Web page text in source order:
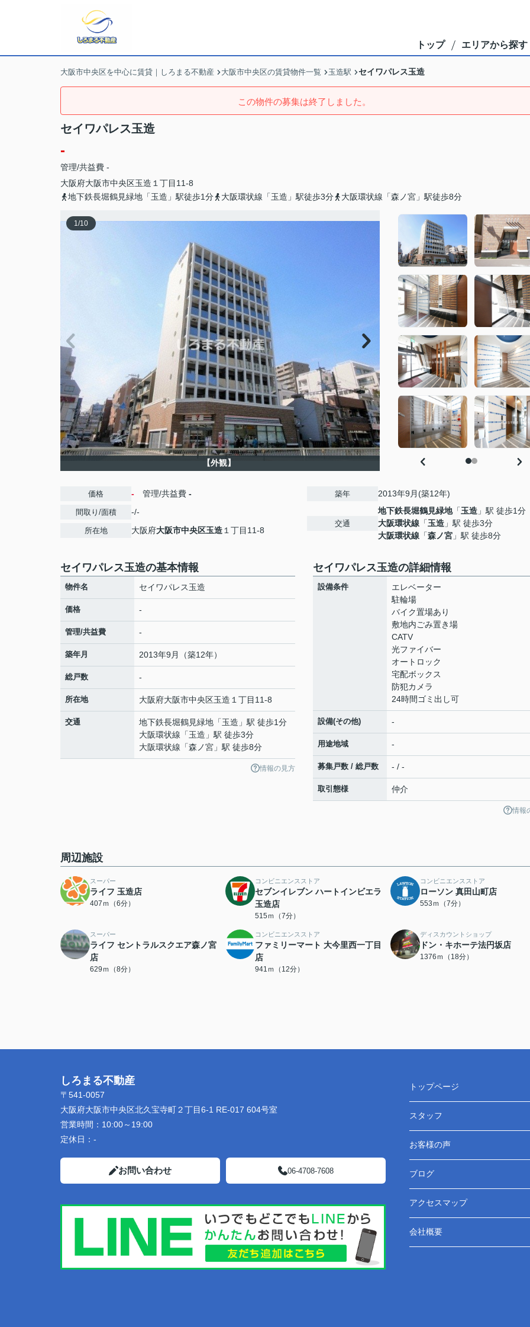
トップ エリアから探す
大阪市中央区を中心に賃貸｜しろまる不動産 大阪市中央区の賃貸物件一覧 玉造駅 セイワパレス玉造
この物件の募集は終了しました。
セイワパレス玉造
-
管理/共益費 -
大阪府大阪市中央区玉造 １丁目11-8
地下鉄長堀鶴見緑地「玉造」駅徒歩1分
大阪環状線「玉造」駅徒歩3分 大阪環状線「森ノ宮」駅徒歩8分
1/10
【外観】
価格 - 管理/共益費 -
間取り/面積 -/-
所在地 大阪府大阪市中央区玉造 １丁目11-8
築年 2013年9月(築12年)
交通
地下鉄長堀鶴見緑地「玉造 」駅 徒歩1分
大阪環状線 「玉造 」駅 徒歩3分
大阪環状線 「森ノ宮 」駅 徒歩8分
セイワパレス玉造の基本情報
物件名 セイワパレス玉造
価格 -
管理/共益費 -
築年月 2013年9月（築12年）
総戸数 -
所在地 大阪府大阪市中央区玉造 １丁目11-8
交通 地下鉄長堀鶴見緑地 「玉造 」駅 徒歩1分
大阪環状線 「玉造 」駅 徒歩3分
大阪環状線 「森ノ宮 」駅 徒歩8分
情報の見方
セイワパレス玉造の詳細情報
設備条件
エレベーター
駐輪場
バイク置場あり
敷地内ごみ置き場
CATV
光ファイバー
オートロック
宅配ボックス
防犯カメラ
24時間ゴミ出し可
設備(その他) -
用途地域 -
募集戸数 / 総戸数 - / -
取引態様 仲介
情報
周辺施設
スーパー
ライフ 玉造店
407ｍ（6分）
コンビニエンスストア
セブンイレブン ハートインビエラ
玉造店
515ｍ（7分）
コンビニエンスストア
ローソン 真田山町店
553ｍ（7分）
スーパー
ライフ セントラルスクエア森ノ宮
店
629ｍ（8分）
コンビニエンスストア
ファミリーマート 大今里西一丁目
店
941ｍ（12分）
ディスカウントショップ
ドン・キホーテ法円坂店
1376ｍ（18分）
しろまる不動産
〒541-0057
大阪府大阪市中央区北久宝寺町２丁目6-1 RE-017 604号室
営業時間： 10:00～19:00
定休日： -
お問い合わせ 06-4708-7608
トップページ
スタッフ
お客様の声
ブログ
アクセスマップ
会社概要